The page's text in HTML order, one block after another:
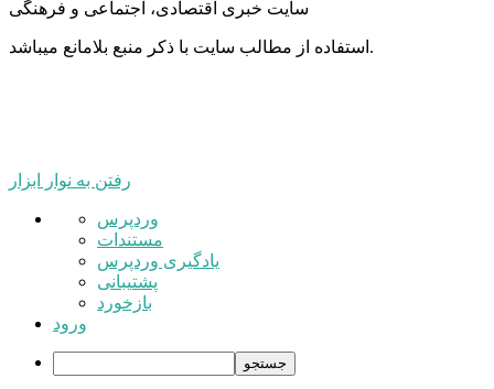
سایت خبری اقتصادی، اجتماعی و فرهنگی
استفاده از مطالب سایت با ذکر منبع بلامانع میباشد.
رفتن به نوار ابزار
درباره
وردپرس
وردپرس
مستندات
یادگیری وردپرس
پشتیبانی
بازخورد
ورود
جستجو